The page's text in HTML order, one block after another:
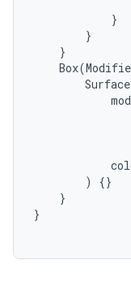
}
}
}
Box(
Surface
)
{}
}
}